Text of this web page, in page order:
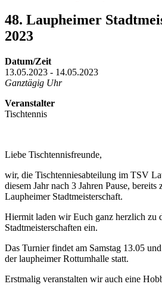
48. Laupheimer
2023
Datum/Zeit
13.05.2023 - 14.05.2023
Ganztägig Uhr
Veranstalter
Tischtennis
Liebe Tischtennisfreunde,
wir, die Tischtenniesabteilung im TSV
diesem Jahr nach 3 Jahren Pause,
Laupheimer Stadtmeisterschaft.
Hiermit laden wir Euch ganz herzlich zu
Stadtmeisterschaften ein.
Das Turnier findet am Samstag 13.05
der laupheimer Rottumhalle statt.
Erstmalig veranstalten wir auch eine